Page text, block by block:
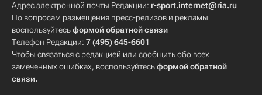
Адрес электронной почты Редакции: r-sport.internet@ria.ru
По вопросам размещения пресс-релизов и рекламы
воспользуйтесьформой обратной связи
Телефон Редакции: 7 (495) 645-6601
Чтобы связаться с редакцией или сообщить обо всех
замеченных ошибках, воспользуйтесьформой обратной
связи.